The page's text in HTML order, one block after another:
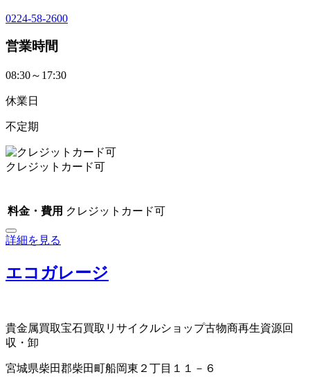
0224-58-2600
営業時間
08:30～17:30
休業日
不定期
クレジットカード可
料金・費用 クレジットカード可
詳細を見る
エコガレージ
貴金属買取宝石買取 リサイクルショップ古物商再生資源回
収・卸
宮城県柴田郡柴田町船岡東２丁目１１－６